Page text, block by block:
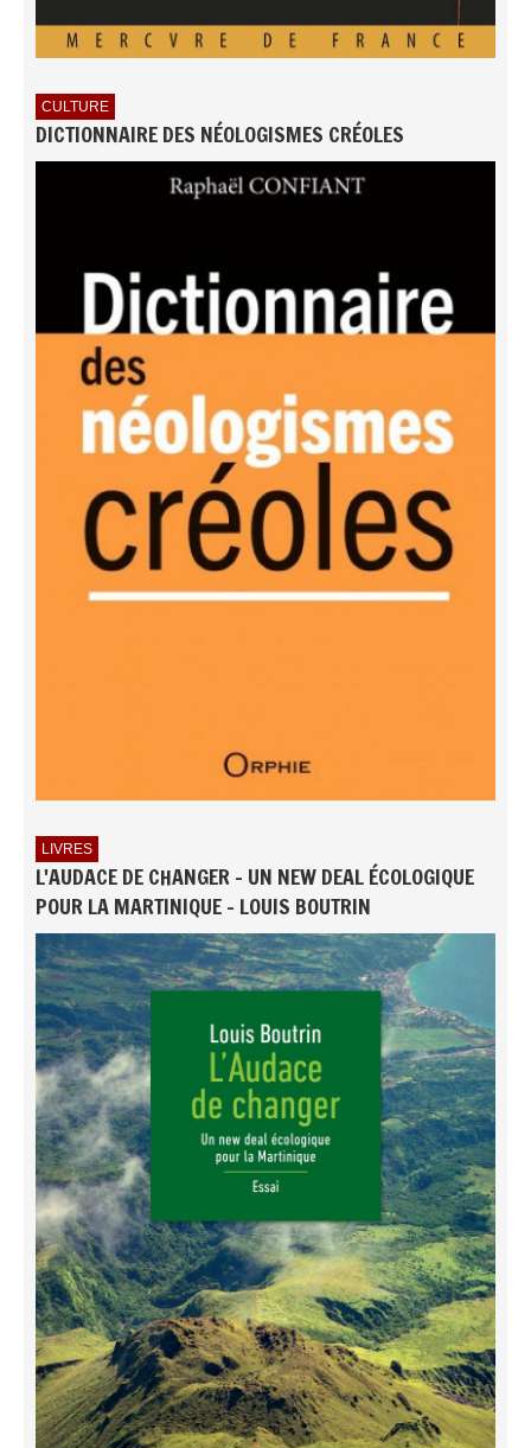
CULTURE
DICTIONNAIRE DES NÉOLOGISMES CRÉOLES
LIVRES
L'AUDACE DE CHANGER - UN NEW DEAL ÉCOLOGIQUE
POUR LA MARTINIQUE - LOUIS BOUTRIN